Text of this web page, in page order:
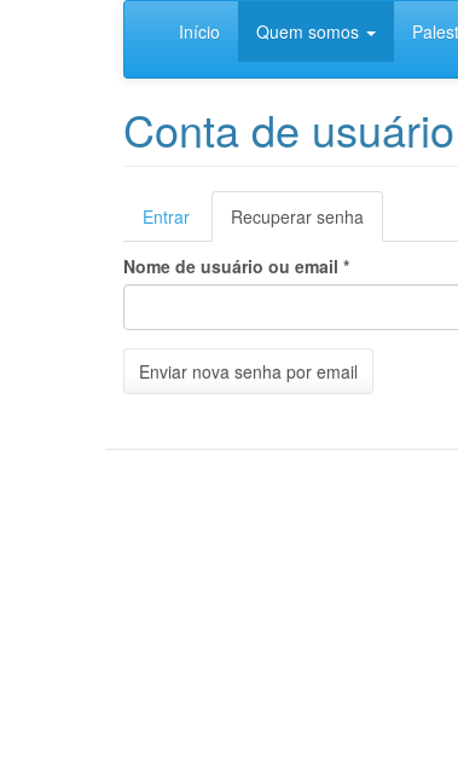
Início Quem somos
Conta de usuário
Abas
primárias
Entrar Recuperar senha
ativa)
Nome de usuário ou email *
Enviar nova senha por email